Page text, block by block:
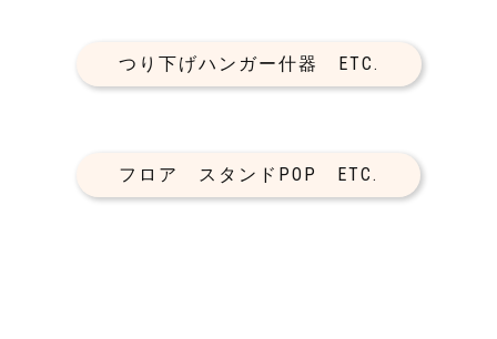
つり下げハンガー什器 ETC.
フロア スタンドPOP ETC.